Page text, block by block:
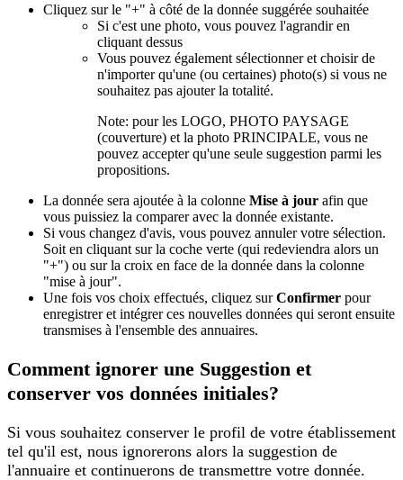
Cliquez sur le "+" à côté de la donnée suggérée souhaitée
Si c'est une photo, vous pouvez l'agrandir en
cliquant dessus
Vous pouvez également sélectionner et choisir de
n'importer qu'une (ou certaines) photo(s) si vous ne
souhaitez pas ajouter la totalité.
Note: pour les LOGO, PHOTO PAYSAGE
(couverture) et la photo PRINCIPALE, vous ne
pouvez accepter qu'une seule suggestion parmi les
propositions.
La donnée sera ajoutée à la colonne Mise à jour afin que
vous puissiez la comparer avec la donnée existante.
Si vous changez d'avis, vous pouvez annuler votre sélection.
Soit en cliquant sur la coche verte (qui redeviendra alors un
"+") ou sur la croix en face de la donnée dans la colonne
"mise à jour".
Une fois vos choix effectués, cliquez surConfirmer pour
enregistrer et intégrer ces nouvelles données qui seront ensuite
transmises à l'ensemble des annuaires.
Comment ignorer une Suggestion et
conserver vos données initiales?
Si vous souhaitez conserver le profil de votre établissement
tel qu'il est, nous ignorerons alors la suggestion de
l'annuaire et continuerons de transmettre votre donnée.